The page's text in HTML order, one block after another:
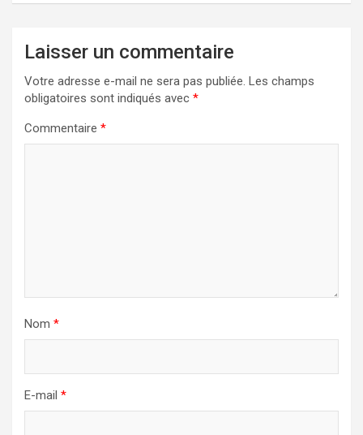
Laisser un commentaire
Votre adresse e-mail ne sera pas publiée. Les champs
obligatoires sont indiqués avec *
Commentaire *
Nom *
E-mail *